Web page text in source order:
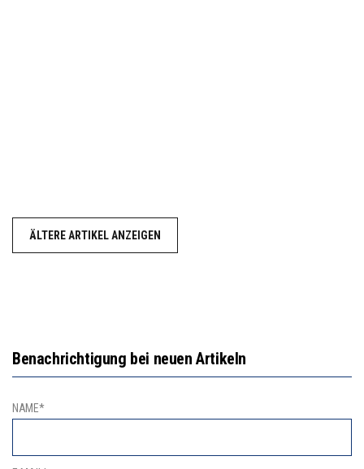
ÄLTERE ARTIKEL ANZEIGEN
Benachrichtigung bei neuen Artikeln
NAME*